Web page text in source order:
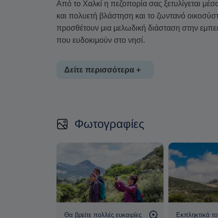
Από το Χαλκί η πεζοπορία σας ξετυλίγεται
και πολυετή βλάστηση και το ζωντανό
προσθέτουν μια μελωδική διάσταση στην
που ευδοκιμούν στο νησί.
Δείτε περισσότερα +
να διακρίνετε τα εδώδιμα και φαρμακευτικά
Η ξεναγός σας Νατάσα Χατζηιωάννου:
Η Νατάσα είναι περιβαλλοντική εκπαιδευτικός
μεταπτυχιακό στην Περιβαλλοντική
σε τροπικά, αρκτικά και μεσογειακά κλίματα,
ΜΚΟ και κοινωνικούς συνεταιρισμούς και
Φωτογραφίες
Θα βρείτε πολλές ευκαιρίες
Εκπληκτικά